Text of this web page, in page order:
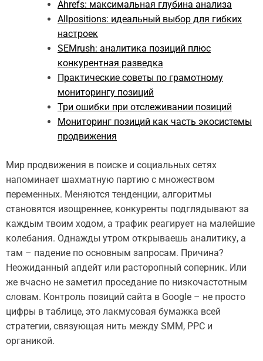
Ahrefs: максимальная глубина анализа
Allpositions: идеальный выбор для гибких
настроек
SEMrush: аналитика позиций плюс
конкурентная разведка
Практические советы по грамотному
мониторингу позиций
Три ошибки при отслеживании позиций
Мониторинг позиций как часть экосистемы
продвижения
Мир продвижения в поиске и социальных сетях
напоминает шахматную партию с множеством
переменных. Меняются тенденции, алгоритмы
становятся изощреннее, конкуренты подглядывают за
каждым твоим ходом, а трафик реагирует на малейшие
колебания. Однажды утром открываешь аналитику, а
там – падение по основным запросам. Причина?
Неожиданный апдейт или расторопный соперник. Или
же вчасно не заметил проседание по низкочастотным
словам. Контроль позиций сайта в Google – не просто
цифры в таблице, это лакмусовая бумажка всей
стратегии, связующая нить между SMM, PPC и
органикой.